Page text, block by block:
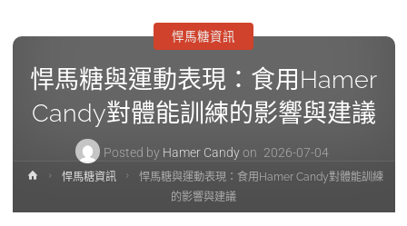
網
Hamer
Hong
Kong
official
website
悍馬糖與運動表現：食用Hamer
Candy對體能訓練的影響與建議
Posted by Hamer Candy on 2026-07-04
悍馬糖資訊
Home悍馬糖資訊
悍馬糖與運動表現：食用Hamer Candy對體能訓練
的影響與建議